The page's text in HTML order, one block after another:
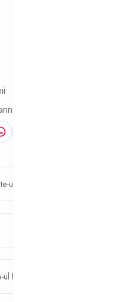
ul furnizorului
furnizorului